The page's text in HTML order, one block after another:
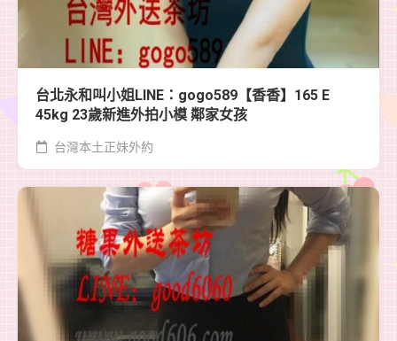
台北永和叫小姐LINE：gogo589【香香】165 E
45kg 23歲新進外拍小模 鄰家女孩
台灣本土正妹外約